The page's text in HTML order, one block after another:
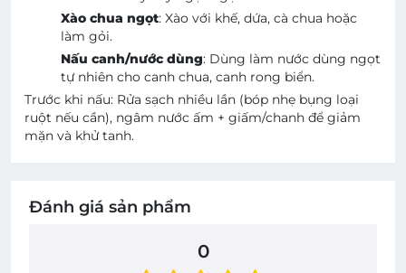
Xào chua ngọt: Xào với khế, dứa, cà chua hoặc
làm gỏi.
Nấu canh/nước dùng: Dùng làm nước dùng ngọt
tự nhiên cho canh chua, canh rong biển.
Trước khi nấu: Rửa sạch nhiều lần (bóp nhẹ bụng loại
ruột nếu cần), ngâm nước ấm + giấm/chanh để giảm
mặn và khử tanh.
Đánh giá sản phẩm
0